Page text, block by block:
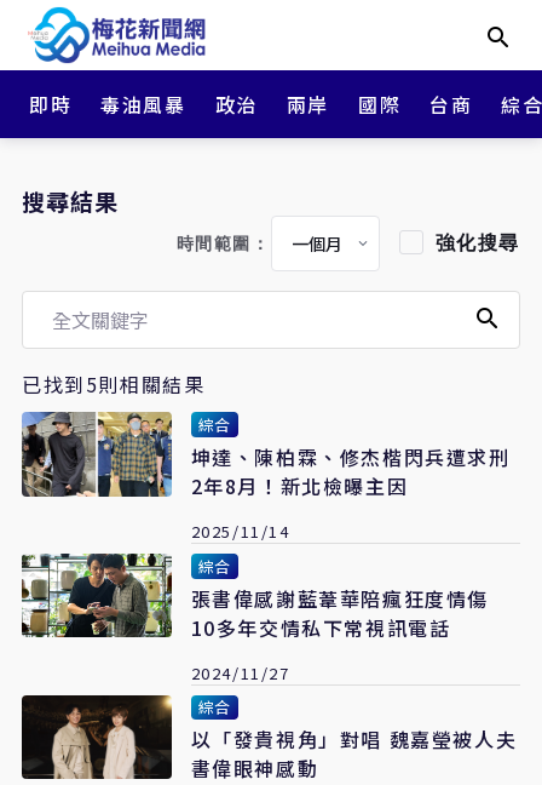
即時 毒油風暴 政治 兩岸 國際 台商 綜
搜尋結果
時間範圍： 強化搜尋
已找到5則相關結果
綜合
坤達、陳柏霖、修杰楷閃兵遭求刑
2年8月！新北檢曝主因
2025/11/14
綜合
張書偉感謝藍葦華陪瘋狂度情傷
10多年交情私下常視訊電話
2024/11/27
綜合
以「發貴視角」對唱 魏嘉瑩被人夫
書偉眼神感動